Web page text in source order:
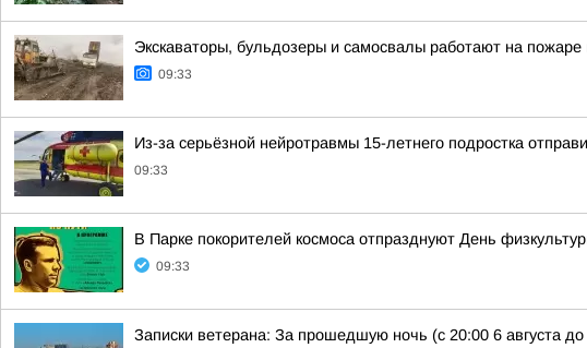
Экскаваторы, бульдозеры и самосвалы работают на пожаре
09:33
Из-за серьёзной нейротравмы 15-летнего подростка
09:33
В Парке покорителей космоса отпразднуют День
09:33
Записки ветерана: За прошедшую ночь (с 20:00 6 августа